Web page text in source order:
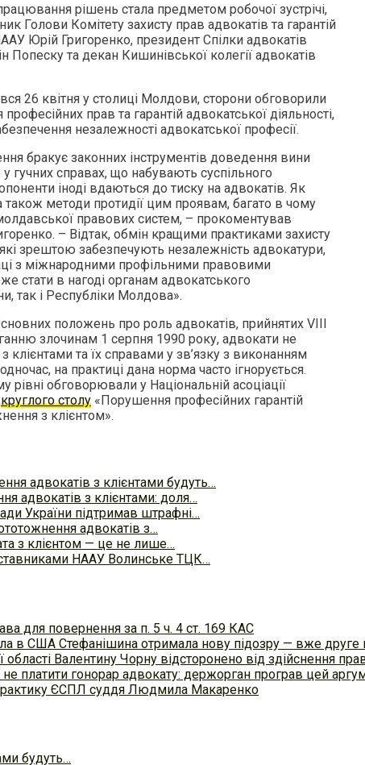
рішень стала предметом робочої зустрічі,
Голови Комітету захисту прав адвокатів та гарантій
Юрій Григоренко, президент Спілки адвокатів
Попеску та декан Кишинівської колегії адвокатів
26 квітня у столиці Молдови, сторони обговорили
прав та гарантій адвокатської діяльності,
незалежності адвокатської професії.
бракує законних інструментів доведення вини
гучних справах, що набувають суспільного
іноді вдаються до тиску на адвокатів. Як
методи протидії цим проявам, багато в чому
правових систем, – прокоментував
– Відтак, обмін кращими практиками захисту
зрештою забезпечують незалежність адвокатури,
з міжнародними профільними правовими
стати в нагоді органам адвокатського
так і Республіки Молдова».
положень про роль адвокатів, прийнятих VIII
злочинам 1 серпня 1990 року, адвокати не
клієнтами та їх справами у зв’язку з виконанням
на практиці дана норма часто ігнорується.
обговорювали у Національній асоціації
круглого столу «Порушення професійних гарантій
з клієнтом».
адвокатів з клієнтами будуть…
адвокатів з клієнтами: доля…
України підтримав штрафні…
адвокатів з…
з клієнтом — це не лише…
НААУ Волинське ТЦК…
для повернення за п. 5 ч. 4 ст. 169 КАС
в США Стефанішина отримала нову підозру — вже
Валентину Чорну відсторонено від здійснення
платити гонорар адвокату: держорган програв цей
ЄСПЛ суддя Людмила Макаренко
будуть…